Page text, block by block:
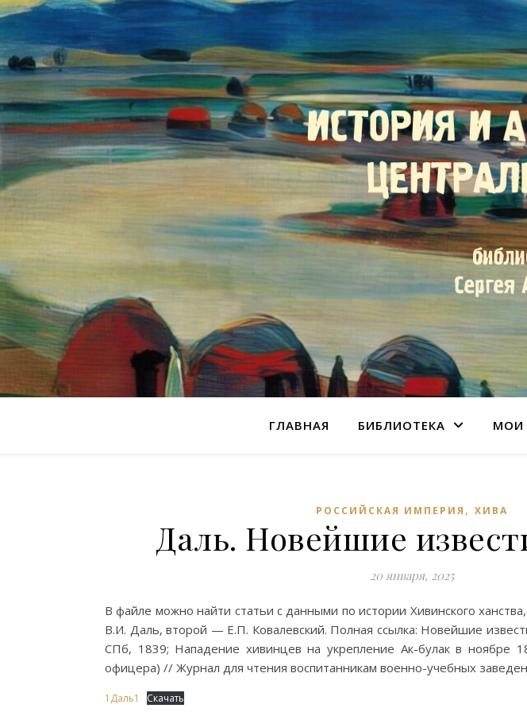
ГЛАВНАЯ БИБЛИОТЕКА МОИ
РОССИЙСКАЯ ИМПЕРИЯ , ХИВА
Даль. Новейшие
20 января, 2025
В файле можно найти статьи с данными по истории Хивинского
В.И. Даль, второй — Е.П. Ковалевский. Полная ссылка: Новейшие
СПб, 1839; Нападение хивинцев на укрепление Ак-булак в ноябре
офицера) // Журнал для чтения воспитанникам военно-учебных
1Даль1 Скачать